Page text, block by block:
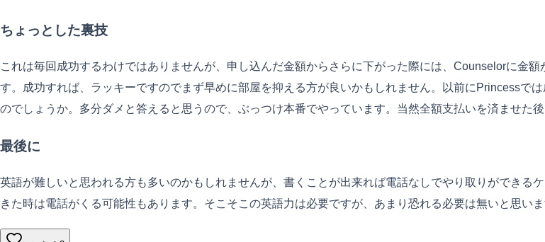
ちょっとした裏技
これは毎回成功するわけではありませんが、申し込んだ金額からさらに下がった際には、Counselorに金
す。成功すれば、ラッキーですのでまず早めに部屋を抑える方が良いかもしれません。以前にPrincessで
のでしょうか。多分ダメと答えると思うので、ぶっつけ本番でやっています。当然全額支払いを済ませた後
最後に
英語が難しいと思われる方も多いのかもしれませんが、書くことが出来れば電話なしでやり取りができる
きた時は電話がくる可能性もあります。そこそこの英語力は必要ですが、あまり恐れる必要は無いと思いま